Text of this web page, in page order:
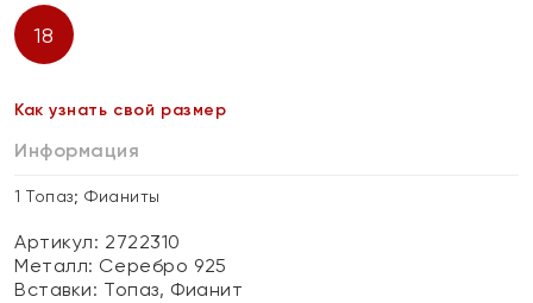
18
Как узнать свой размер
Информация
1 Топаз; Фианиты
Артикул: 2722310
Металл: Серебро 925
Вставки: Топаз, Фианит